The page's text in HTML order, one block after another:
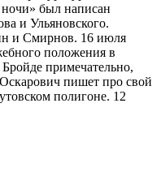
ночи» был написан
и Ульяновского.
и Смирнов. 16 июля
положения в
примечательно,
пишет про свой
полигоне. 12